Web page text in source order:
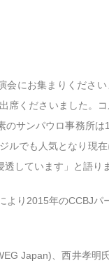
会にお集まりください
席くださいました。
のサンパウロ事務所は
ルでも人気となり現
しています」と語り
より2015年のCCBJパ
Japan)、西井孝明